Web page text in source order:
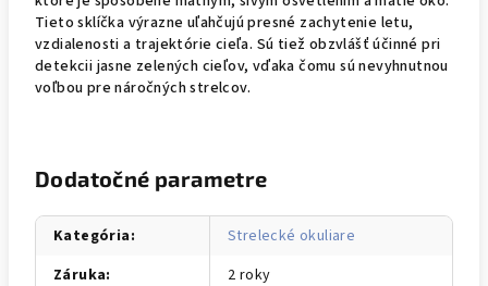
Tieto sklíčka výrazne uľahčujú presné zachytenie letu,
vzdialenosti a trajektórie cieľa. Sú tiež obzvlášť účinné pri
detekcii jasne zelených cieľov, vďaka čomu sú nevyhnutnou
voľbou pre náročných strelcov.
Dodatočné parametre
Kategória:
Strelecké okuliare
Záruka: 2 roky